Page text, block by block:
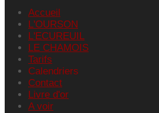
Accueil
L'OURSON
L'ECUREUIL
LE CHAMOIS
Tarifs
Calendriers
Contact
Livre d'or
A voir